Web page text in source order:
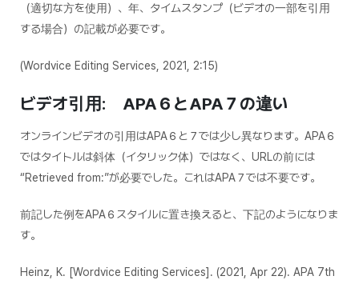
（適切な方を使用）、年、タイムスタンプ（ビデオの一部を引用
する場合）の記載が必要です。
(Wordvice Editing Services, 2021, 2:15)
ビデオ引用: APA６とAPA７の違い
オンラインビデオの引用はAPA６と７では少し異なります。APA６
ではタイトルは斜体（イタリック体）ではなく、URLの前には
“Retrieved from:”が必要でした。これはAPA７では不要です。
前記した例をAPA６スタイルに置き換えると、下記のようになりま
す。
Heinz, K. [Wordvice Editing Services]. (2021, Apr 22). APA 7th